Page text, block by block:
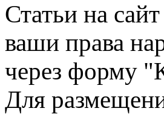
Статьи на
ваши права
через форму
Для